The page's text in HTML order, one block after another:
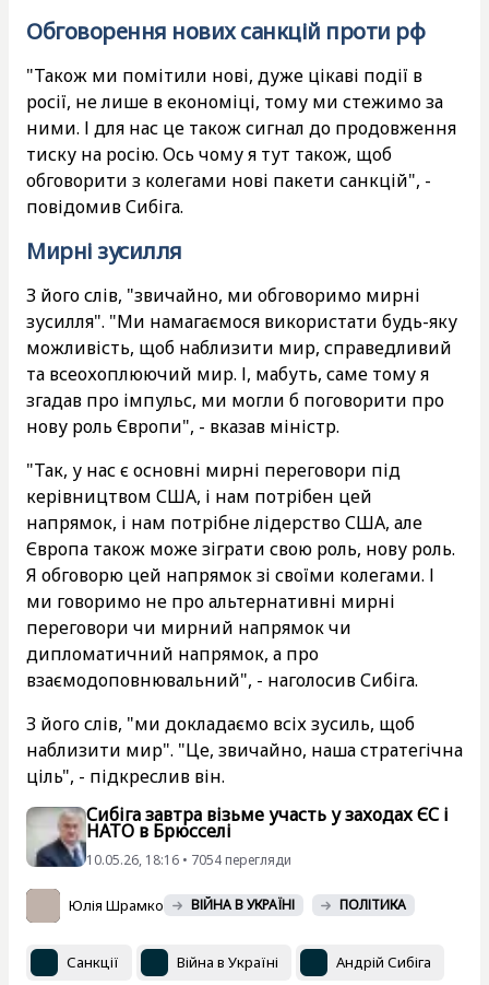
Обговорення нових санкцій проти рф
"Також ми помітили нові, дуже цікаві події в
росії, не лише в економіці, тому ми стежимо за
ними. І для нас це також сигнал до продовження
тиску на росію. Ось чому я тут також, щоб
обговорити з колегами нові пакети санкцій", -
повідомив Сибіга.
Мирні зусилля
З його слів, "звичайно, ми обговоримо мирні
зусилля". "Ми намагаємося використати будь-яку
можливість, щоб наблизити мир, справедливий
та всеохоплюючий мир. І, мабуть, саме тому я
згадав про імпульс, ми могли б поговорити про
нову роль Європи", - вказав міністр.
"Так, у нас є основні мирні переговори під
керівництвом США, і нам потрібен цей
напрямок, і нам потрібне лідерство США, але
Європа також може зіграти свою роль, нову роль.
Я обговорю цей напрямок зі своїми колегами. І
ми говоримо не про альтернативні мирні
переговори чи мирний напрямок чи
дипломатичний напрямок, а про
взаємодоповнювальний", - наголосив Сибіга.
З його слів, "ми докладаємо всіх зусиль, щоб
наблизити мир". "Це, звичайно, наша стратегічна
ціль", - підкреслив він.
Сибіга завтра візьме участь у заходах ЄС і
НАТО в Брюсселі
10.05.26, 18:16 • 7054 перегляди
Юлія Шрамко ВІЙНА В УКРАЇНІ ПОЛІТИКА
Санкції Війна в Україні Андрій Сибіга